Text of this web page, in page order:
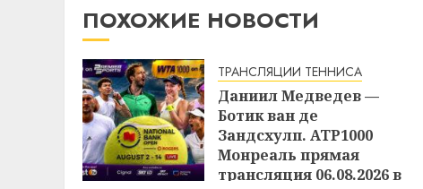
ПОХОЖИЕ НОВОСТИ
ТРАНСЛЯЦИИ ТЕННИСА
Даниил Медведев —
Ботик ван де
Зандсхулп. ATP1000
Монреаль прямая
трансляция 06.08.2026 в